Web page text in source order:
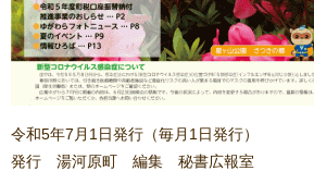
令和5年7月1日発行（毎月1日発行）
発行 湯河原町 編集 秘書広報室